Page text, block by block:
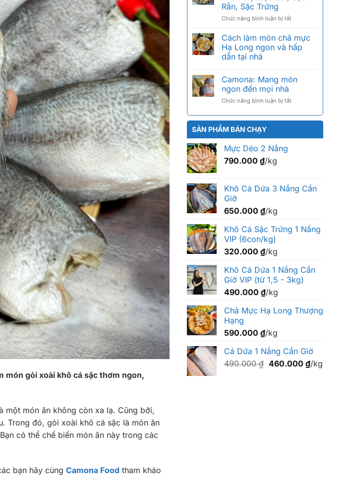
món gỏi xoài khô cá sặc thơm ngon,
một món ăn không còn xa lạ. Cũng bởi,
Trong đó, gỏi xoài khô cá sặc là món ăn
có thể chế biến món ăn này trong các
bạn hãy cùng Camona Food tham khảo
tiếng,
chọn
giá
nhiêu
Bảng
giá
2026
Rằn, Sặc Trứng
Chức năng bình luận bị tắtở
Cá
Sặc
Bổi
Phân
Bổi,
Rằn,
Cách làm món chả mực
Hạ Long ngon và hấp
dẫn tại nhà
Camona: Mang món
ngon đến mọi nhà
Chức năng bình luận bị tắtở
Mang
SẢN PHẨM BÁN CHẠY
Mực Dẻo 2 Nắng
790.000 ₫/kg
Khô Cá Dứa 3 Nắng Cần
Giờ
650.000 ₫/kg
Khô Cá Sặc Trứng 1 Nắng
VIP (6con/kg)
320.000 ₫/kg
Khô Cá Dứa 1 Nắng Cần
Giờ VIP (từ 1,5 - 3kg)
490.000 ₫/kg
Chả Mực Hạ Long Thượng
Hạng
590.000 ₫/kg
Cá Dứa 1 Nắng Cần Giờ
490.000₫ Giá
460.000 ₫Giá
/kg